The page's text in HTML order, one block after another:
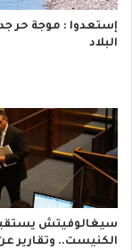
إستعدوا : موجة حر
البلاد
سيغالوفيتش
الكنيست.. وتقارير